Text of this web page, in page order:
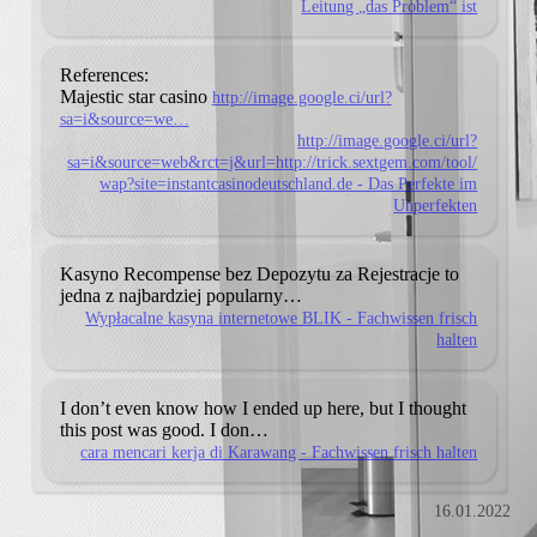
Leitung „das Problem“ ist
References:
Majestic star casino http://image.google.ci/url?
sa=i&source=we…
http://image.google.ci/url?
sa=i&source=web&rct=j&url=http://trick.sextgem.com/tool/
wap?site=instantcasinodeutschland.de - Das Perfekte im
Unperfekten
Kasyno Recompense bez Depozytu za Rejestracje to
jedna z najbardziej popularny…
Wypłacalne kasyna internetowe BLIK - Fachwissen frisch
halten
I don’t even know how I ended up here, but I thought
this postwas good. I don…
cara mencari kerja di Karawang - Fachwissen frisch halten
16.01.2022